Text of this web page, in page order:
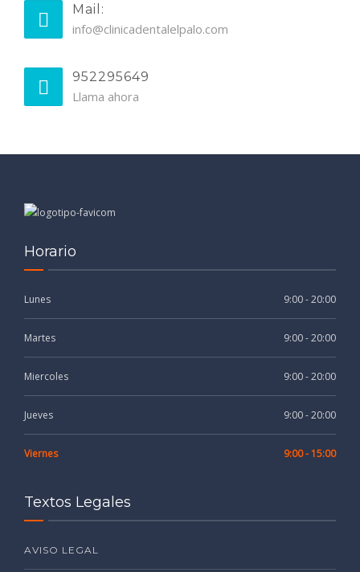
Mail:
info@clinicadentalelpalo.com
952295649
Llama ahora
Horario
Lunes 9:00 - 20:00
Martes 9:00 - 20:00
Miercoles 9:00 - 20:00
Jueves 9:00 - 20:00
Viernes 9:00 - 15:00
Textos Legales
AVISO LEGAL